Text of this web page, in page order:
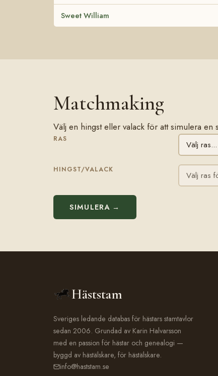
Sweet William
Matchmaking
Välj en hingst eller valack för att simulera
RAS
HINGST/VALACK
SIMULERA →
Häststam
Sveriges ledande databas för hästars stamtavlor
sedan 2006. Grundad av Karin Halvarsson
med en passion för hästar och genealogi —
byggd av hästälskare, för hästälskare.
info@haststam.se